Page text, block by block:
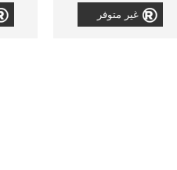
غير متوفر